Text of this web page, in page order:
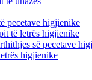
pecetave higjienike
të letrës higjienike
së pecetave
higjienike